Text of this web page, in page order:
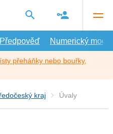
Předpověď Numerický model
přeháňky nebo bouřky,
kraj Úvaly